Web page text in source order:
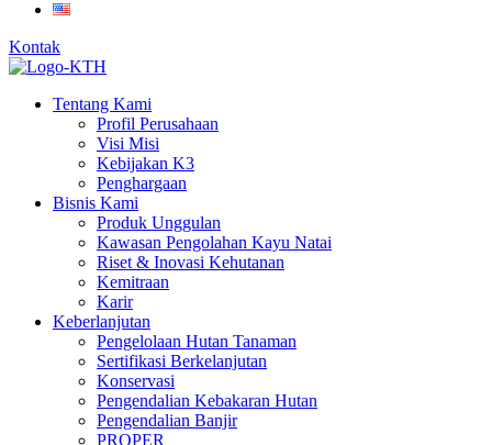
Kontak
Tentang Kami
Profil Perusahaan
Visi Misi
Kebijakan K3
Penghargaan
Bisnis Kami
Produk Unggulan
Kawasan Pengolahan Kayu Natai
Riset & Inovasi Kehutanan
Kemitraan
Karir
Keberlanjutan
Pengelolaan Hutan Tanaman
Sertifikasi Berkelanjutan
Konservasi
Pengendalian Kebakaran Hutan
Pengendalian Banjir
PROPER